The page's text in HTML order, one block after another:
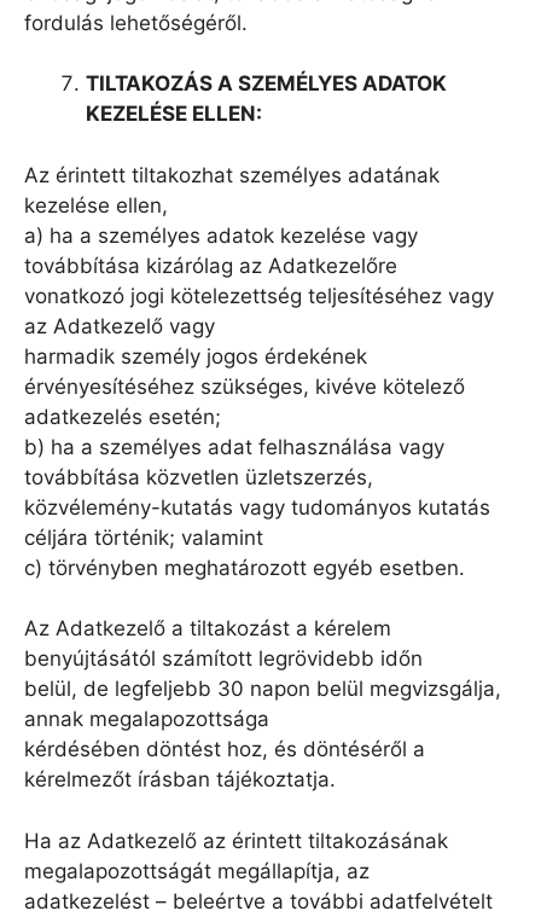
fordulás lehetőségéről.
TILTAKOZÁS A SZEMÉLYES ADATOK
KEZELÉSE ELLEN:
Az érintett tiltakozhat személyes adatának
kezelése ellen,
a) ha a személyes adatok kezelése vagy
továbbítása kizárólag az Adatkezelőre
vonatkozó jogi kötelezettség teljesítéséhez vagy
az Adatkezelő vagy
harmadik személy jogos érdekének
érvényesítéséhez szükséges, kivéve kötelező
adatkezelés esetén;
b) ha a személyes adat felhasználása vagy
továbbítása közvetlen üzletszerzés,
közvélemény-kutatás vagy tudományos kutatás
céljára történik; valamint
c) törvényben meghatározott egyéb esetben.
Az Adatkezelő a tiltakozást a kérelem
benyújtásától számított legrövidebb időn
belül, de legfeljebb 30 napon belül megvizsgálja,
annak megalapozottsága
kérdésében döntést hoz, és döntéséről a
kérelmezőt írásban tájékoztatja.
Ha az Adatkezelő az érintett tiltakozásának
megalapozottságát megállapítja, az
adatkezelést – beleértve a további adatfelvételt